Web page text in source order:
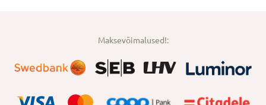
Maksevõimalused!: